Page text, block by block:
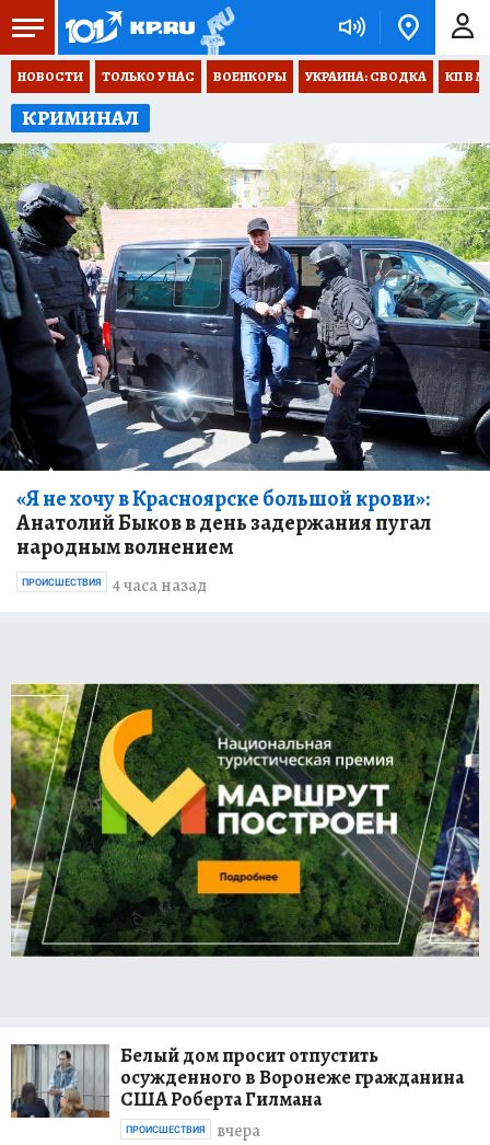
НОВОСТИ ТОЛЬКО У НАС ВОЕНКОРЫ УКРАИНА: СВОДКА КП В
КРИМИНАЛ
«Я не хочу в Красноярске большой крови»:
Анатолий Быков в день задержания пугал
народным волнением
4 часа назад
ПРОИСШЕСТВИЯ
Белый дом просит отпустить
осужденного в Воронеже гражданина
США Роберта Гилмана
вчера
ПРОИСШЕСТВИЯ